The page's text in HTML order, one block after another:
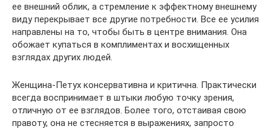
ее внешний облик, а стремление к эффектному внешнему
виду перекрывает все другие потребности. Все ее усилия
направлены на то, чтобы быть в центре внимания. Она
обожает купаться в комплиментах и восхищенных
взглядах других людей.
Женщина-Петух консервативна и критична. Практически
всегда воспринимает в штыки любую точку зрения,
отличную от ее взглядов. Более того, отстаивая свою
правоту, она не стесняется в выражениях, запросто